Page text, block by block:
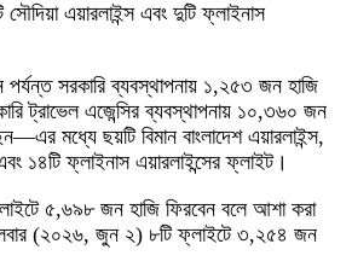
সৌদিয়া এয়ারলাইন্স এবং দুটি ফ্লাইনাস
সরকারি ব্যবস্থাপনায় ১,২৫৩ জন হাজি
ট্রাভেল এজেন্সির ব্যবস্থাপনায় ১০,৩৬০ জন
মধ্যে ছয়টি বিমান বাংলাদেশ এয়ারলাইন্স,
১৪টি ফ্লাইনাস এয়ারলাইন্সের ফ্লাইট।
৫,৬৯৮ জন হাজি ফিরবেন বলে আশা করা
(২০২৬, জুন ২) ৮টি ফ্লাইটে ৩,২৫৪ জন